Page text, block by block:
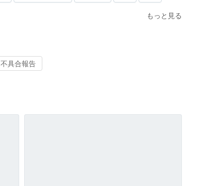
もっと見る
不具合報告